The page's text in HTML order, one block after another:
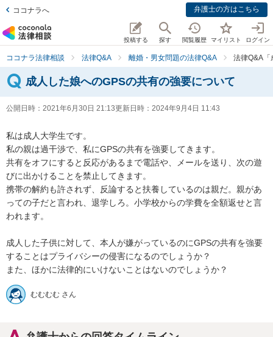
ココナラへ 弁護士の方はこちら
投稿する 探す 閲覧履歴 マイリスト ログイン
ココナラ法律相談 法律Q&A 離婚・男女問題の法律Q&A 法律Q&A「
成人した娘へのGPSの共有の強要について
公開日時： 2021年6月30日 21:13更新日時： 2024年9月4日 11:43
私は成人大学生です。
私の親は過干渉で、私にGPSの共有を強要してきます。
共有をオフにすると反応があるまで電話や、メールを送り、次の遊
びに出かけることを禁止してきます。
携帯の解約も許されず、反論すると扶養しているのは親だ。親があ
っての子だと言われ、退学しろ。小学校からの学費を全額返せと言
われます。
成人した子供に対して、本人が嫌がっているのにGPSの共有を強要
することはプライバシーの侵害になるのでしょうか？
また、ほかに法律的にいけないことはないのでしょうか？
むむむむ さん